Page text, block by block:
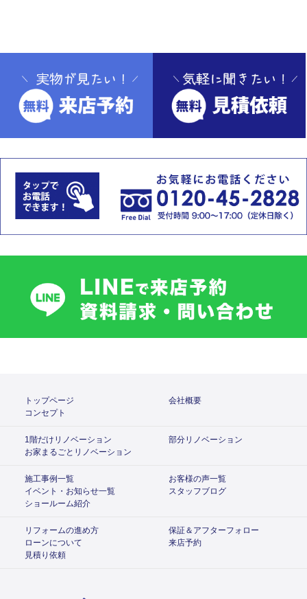
トップページ
会社概要
コンセプト
1階だけリノベーション
部分リノベーション
お家まるごとリノベーション
施工事例一覧
お客様の声一覧
イベント・お知らせ一覧
スタッフブログ
ショールーム紹介
リフォームの進め方
保証＆アフターフォロー
ローンについて
来店予約
見積り依頼